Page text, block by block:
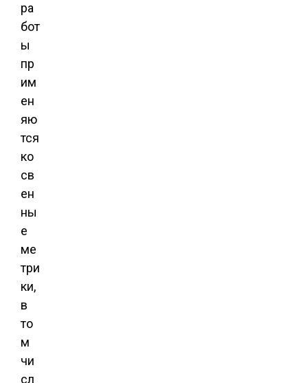
ра
бот
ы
пр
им
ен
яю
тся
ко
св
ен
ны
е
ме
три
ки,
в
то
м
чи
сл